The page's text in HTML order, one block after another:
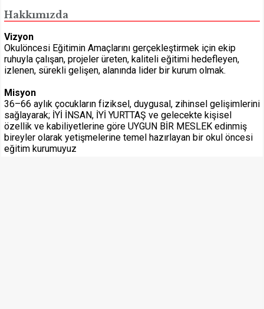
Hakkımızda
Vizyon
Okulöncesi Eğitimin Amaçlarını gerçekleştirmek için ekip
ruhuyla çalışan, projeler üreten, kaliteli eğitimi hedefleyen,
izlenen, sürekli gelişen, alanında lider bir kurum olmak.
Misyon
36–66 aylık çocukların fiziksel, duygusal, zihinsel gelişimlerini
sağlayarak; İYİ İNSAN, İYİ YURTTAŞ ve gelecekte kişisel
özellik ve kabiliyetlerine göre UYGUN BİR MESLEK edinmiş
bireyler olarak yetişmelerine temel hazırlayan bir okul öncesi
eğitim kurumuyuz